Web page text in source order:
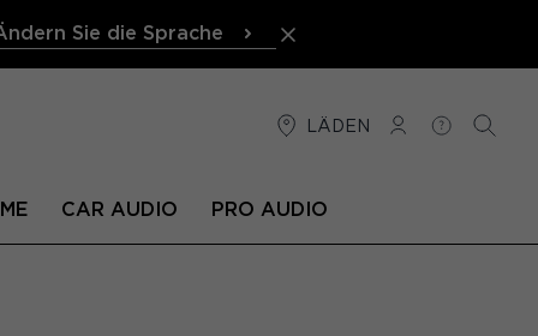
Sie die Sprache
LÄDEN
VERBINDUNG
HILFE
CAR AUDIO PRO AUDIO